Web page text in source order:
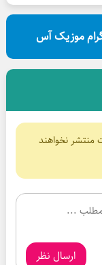
موزیک آس
نخواهند
ارسال نظر